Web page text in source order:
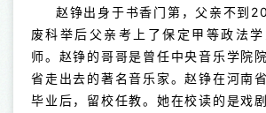
赵铮出身于书香门第，父亲不到
废科举后父亲考上了保定甲等政法
师。赵铮的哥哥是曾任中央音乐学院
省走出去的著名音乐家。赵铮在河南
毕业后，留校任教。她在校读的是戏